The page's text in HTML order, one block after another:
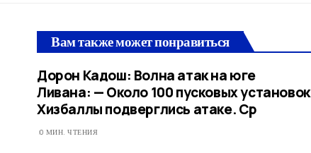
Вам также может понравиться
Дорон Кадош: Волна атак на юге
Ливана: — Около 100 пусковых установок
Хизбаллы подверглись атаке. Ср
0 МИН. ЧТЕНИЯ